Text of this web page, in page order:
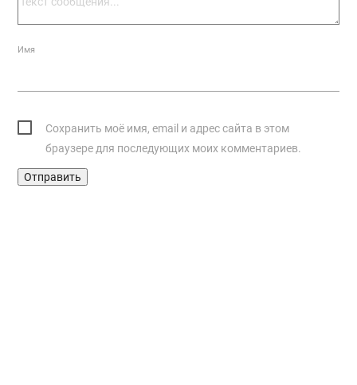
Имя
Сохранить моё имя, email и адрес сайта в этом
браузере для последующих моих комментариев.